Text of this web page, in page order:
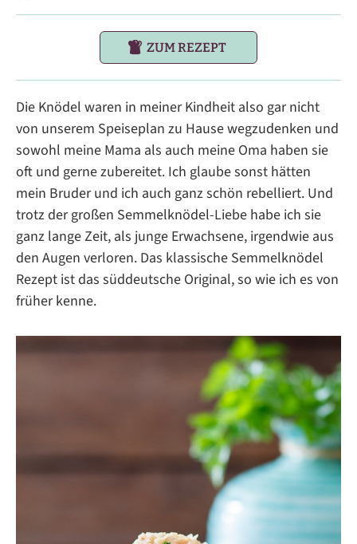
ZUM REZEPT
Die Knödel waren in meiner Kindheit also gar nicht
von unserem Speiseplan zu Hause wegzudenken und
sowohl meine Mama als auch meine Oma haben sie
oft und gerne zubereitet. Ich glaube sonst hätten
mein Bruder und ich auch ganz schön rebelliert. Und
trotz der großen Semmelknödel-Liebe habe ich sie
ganz lange Zeit, als junge Erwachsene, irgendwie aus
den Augen verloren. Das klassische Semmelknödel
Rezept ist das süddeutsche Original, so wie ich es von
früher kenne.